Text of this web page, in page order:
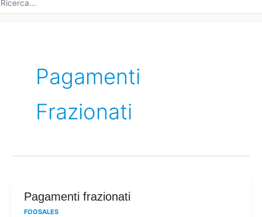
Pagamenti
Frazionati
Pagamenti frazionati
FOOSALES
Pagamenti
frazionati